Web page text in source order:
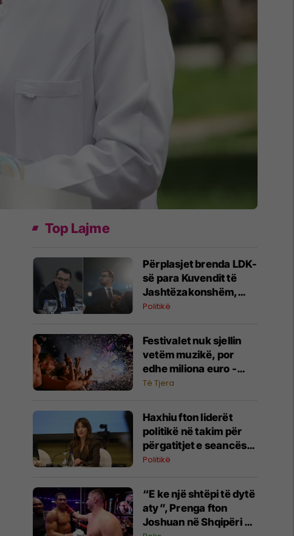
Top Lajme
Përplasjet brenda LDK-
së para Kuvendit të
Jashtëzakonshëm,
Havolli dhe Gecaj
publike
Politikë
Festivalet nuk sjellin
vetëm muzikë, por
edhe miliona euro -
Sunny Hill ndër
më të madh në rajon
Të Tjera
Haxhiu fton liderët
politikë në takim për
përgatitjet e seancës
konstituive të Kuvendit
Politikë
“E ke një shtëpi të dytë
aty”, Prenga fton
Joshuan në Shqipëri –